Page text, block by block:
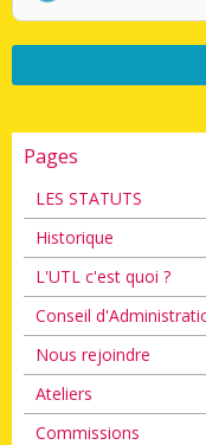
Pages
LES STATUTS
Historique
L'UTL c'est quoi ?
Conseil
Nous rejoindre
Ateliers
Commissions